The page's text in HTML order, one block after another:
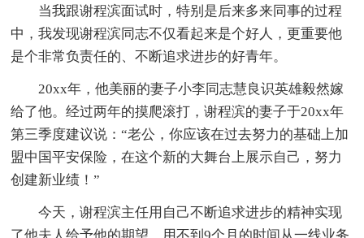
当我跟谢程滨面试时，特别是后来多来同事的过程
中，我发现谢程滨同志不仅看起来是个好人，更重要他
是个非常负责任的、不断追求进步的好青年。
20xx年，他美丽的妻子小李同志慧良识英雄毅然嫁
给了他。经过两年的摸爬滚打，谢程滨的妻子于20xx年
第三季度建议说：“老公，你应该在过去努力的基础上加
盟中国平安保险，在这个新的大舞台上展示自己，努力
创建新业绩！”
今天，谢程滨主任用自己不断追求进步的精神实现